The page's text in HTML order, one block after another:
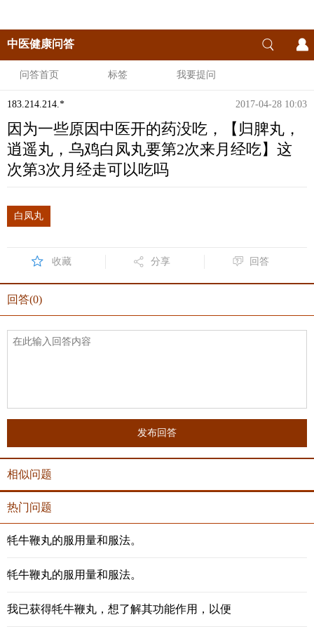
中医健康问答
问答首页 标签 我要提问
183.214.214.* 2017-04-28 10:03
因为一些原因中医开的药没吃，【归脾丸，
逍遥丸，乌鸡白凤丸要第2次来月经吃】这
次第3次月经走可以吃吗
白凤丸
收藏 分享 回答
回答(0)
发布回答
相似问题
热门问题
牦牛鞭丸的服用量和服法。
牦牛鞭丸的服用量和服法。
我已获得牦牛鞭丸，想了解其功能作用，以便